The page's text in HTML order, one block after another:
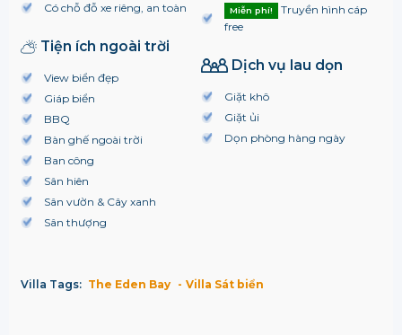
Có chỗ đỗ xe riêng, an toàn
Tiện ích ngoài trời
View biển đẹp
Giáp biển
BBQ
Bàn ghế ngoài trời
Ban công
Sân hiên
Sân vườn & Cây xanh
Sân thượng
Miễn phí!
Truyền hình cáp
free
Dịch vụ lau dọn
Giặt khô
Giặt ủi
Dọn phòng hàng ngày
Villa Tags: The Eden Bay Villa Sát biển